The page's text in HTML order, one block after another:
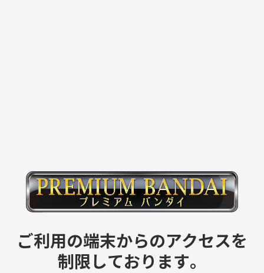
ご利用の端末からのアクセスを
制限しております。